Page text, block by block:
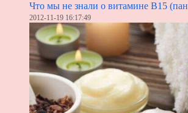
Что мы не знали о витамине B15
2012-11-19 16:17:49